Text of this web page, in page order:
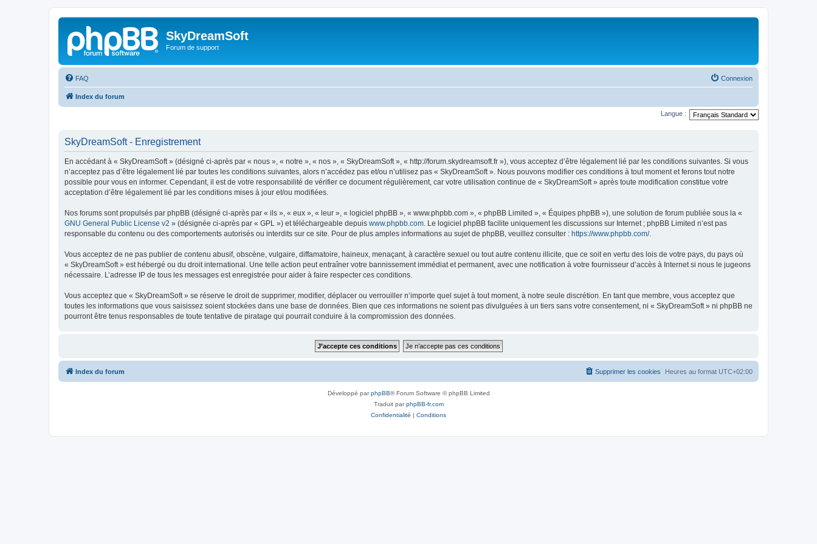
SkyDreamSoft
Forum de support
FAQ Connexion
Index du forum
Langue :
SkyDreamSoft - Enregistrement
En accédant à « SkyDreamSoft » (désigné ci-après par « nous », « notre », « nos », « SkyDreamSoft », « http://forum.skydreamsoft.fr »), vous acceptez d’être légalement lié par les conditions suivantes. Si vous
n’acceptez pas d’être légalement lié par toutes les conditions suivantes, alors n’accédez pas et/ou n’utilisez pas « SkyDreamSoft ». Nous pouvons modifier ces conditions à tout moment et ferons tout notre
possible pour vous en informer. Cependant, il est de votre responsabilité de vérifier ce document régulièrement, car votre utilisation continue de « SkyDreamSoft » après toute modification constitue votre
acceptation d’être légalement lié par les conditions mises à jour et/ou modifiées.
Nos forums sont propulsés par phpBB (désigné ci-après par « ils », « eux », « leur », « logiciel phpBB », « www.phpbb.com », « phpBB Limited », « Équipes phpBB »), une solution de forum publiée sous la «
GNU General Public License v2 » (désignée ci-après par « GPL ») et téléchargeable depuis www.phpbb.com. Le logiciel phpBB facilite uniquement les discussions sur Internet ; phpBB Limited n’est pas
responsable du contenu ou des comportements autorisés ou interdits sur ce site. Pour de plus amples informations au sujet de phpBB, veuillez consulter : https://www.phpbb.com/.
Vous acceptez de ne pas publier de contenu abusif, obscène, vulgaire, diffamatoire, haineux, menaçant, à caractère sexuel ou tout autre contenu illicite, que ce soit en vertu des lois de votre pays, du pays où
« SkyDreamSoft » est hébergé ou du droit international. Une telle action peut entraîner votre bannissement immédiat et permanent, avec une notification à votre fournisseur d’accès à Internet si nous le jugeons
nécessaire. L’adresse IP de tous les messages est enregistrée pour aider à faire respecter ces conditions.
Vous acceptez que « SkyDreamSoft » se réserve le droit de supprimer, modifier, déplacer ou verrouiller n’importe quel sujet à tout moment, à notre seule discrétion. En tant que membre, vous acceptez que
toutes les informations que vous saisissez soient stockées dans une base de données. Bien que ces informations ne soient pas divulguées à un tiers sans votre consentement, ni « SkyDreamSoft » ni phpBB ne
pourront être tenus responsables de toute tentative de piratage qui pourrait conduire à la compromission des données.
Index du forum Heures au format UTC+02:00
Supprimer les cookies
Développé parphpBB® Forum Software © phpBB Limited
Traduit parphpBB-fr.com
Confidentialité | Conditions